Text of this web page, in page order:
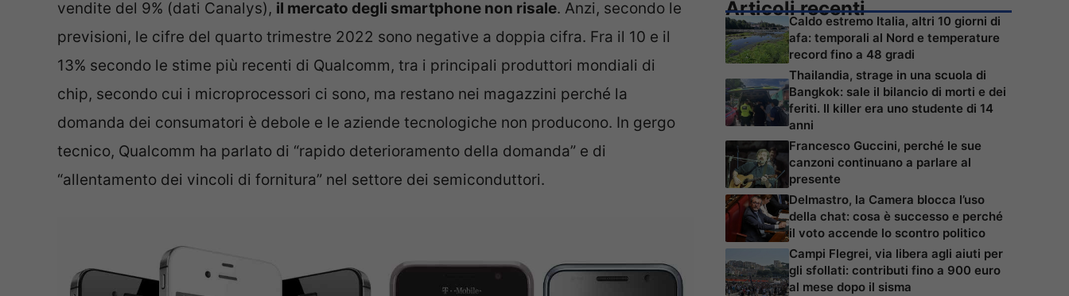
vendite del 9% (dati Canalys), il mercato degli smartphone non risale. Anzi, secondo le
previsioni, le cifre del quarto trimestre 2022 sono negative a doppia cifra. Fra il 10 e il
13% secondo le stime più recenti di Qualcomm, tra i principali produttori mondiali di
chip, secondo cui i microprocessori ci sono, ma restano nei magazzini perché la
domanda dei consumatori è debole e le aziende tecnologiche non producono. In gergo
tecnico, Qualcomm ha parlato di “rapido deterioramento della domanda” e di
“allentamento dei vincoli di fornitura” nel settore dei semiconduttori.
Articoli recenti
Caldo estremo Italia, altri 10 giorni di
afa: temporali al Nord e temperature
record fino a 48 gradi
Thailandia, strage in una scuola di
Bangkok: sale il bilancio di morti e dei
feriti. Il killer era uno studente di 14
anni
Francesco Guccini, perché le sue
canzoni continuano a parlare al
presente
Delmastro, la Camera blocca l’uso
della chat: cosa è successo e perché
il voto accende lo scontro politico
Campi Flegrei, via libera agli aiuti per
gli sfollati: contributi fino a 900 euro
al mese dopo il sisma